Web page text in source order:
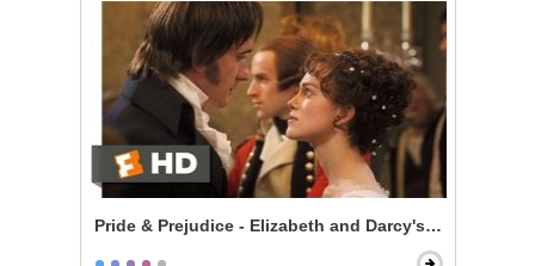
Pride & Prejudice - Elizabeth and Darcy's Dance